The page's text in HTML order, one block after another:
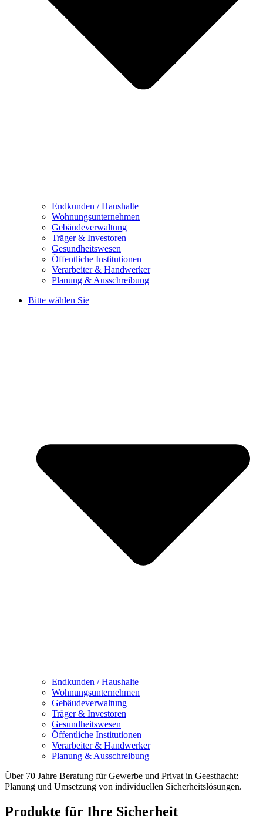
Endkunden / Haushalte
Wohnungsunternehmen
Gebäudeverwaltung
Träger & Investoren
Gesundheitswesen
Öffentliche Institutionen
Verarbeiter & Handwerker
Planung & Ausschreibung
Bitte wählen Sie
Endkunden / Haushalte
Wohnungsunternehmen
Gebäudeverwaltung
Träger & Investoren
Gesundheitswesen
Öffentliche Institutionen
Verarbeiter & Handwerker
Planung & Ausschreibung
Über 70 Jahre Beratung für Gewerbe und Privat in Geesthacht:
Planung und Umsetzung von individuellen Sicherheitslösungen.
Produkte für Ihre Sicherheit